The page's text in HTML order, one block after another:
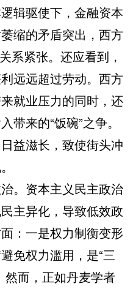
辑驱使下，金融资本
缩的矛盾突出，西方
系紧张。还应看到，
远远超过劳动。西方
就业压力的同时，还
带来的“饭碗”之争。
益滋长，致使街头冲
。资本主义民主政治
主异化，导致低效政
：一是权力制衡变形
免权力滥用，是“三
然而，正如丹麦学者